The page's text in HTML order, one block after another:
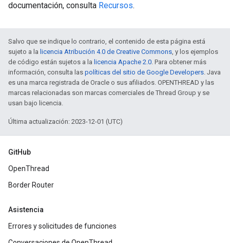
documentación, consulta Recursos.
Salvo que se indique lo contrario, el contenido de esta página está
sujeto a la licencia Atribución 4.0 de Creative Commons, y los ejemplos
de código están sujetos a la licencia Apache 2.0. Para obtener más
información, consulta las políticas del sitio de Google Developers. Java
es una marca registrada de Oracle o sus afiliados. OPENTHREAD y las
marcas relacionadas son marcas comerciales de Thread Group y se
usan bajo licencia.
Última actualización: 2023-12-01 (UTC)
GitHub
OpenThread
Border Router
Asistencia
Errores y solicitudes de funciones